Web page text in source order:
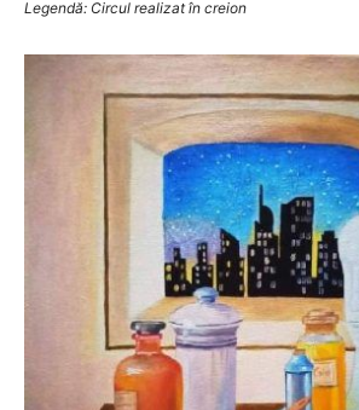
Legendă: Circul realizat în creion